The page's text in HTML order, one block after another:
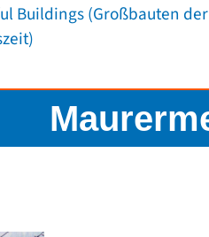
Buildings (Großbauten der